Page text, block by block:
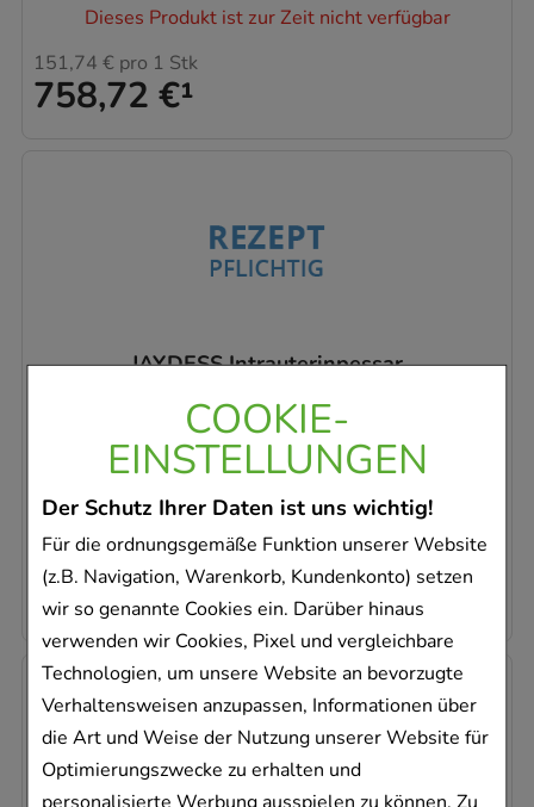
COOKIE-
EINSTELLUNGEN
Der Schutz Ihrer Daten ist uns wichtig!
Für die ordnungsgemäße Funktion unserer Website
(z.B. Navigation, Warenkorb, Kundenkonto) setzen
wir so genannte Cookies ein. Darüber hinaus
verwenden wir Cookies, Pixel und vergleichbare
Technologien, um unsere Website an bevorzugte
Verhaltensweisen anzupassen, Informationen über
die Art und Weise der Nutzung unserer Website für
Optimierungszwecke zu erhalten und
Dieses Produkt ist zur Zeit nicht verfügbar
758,72 €¹
151,74 € pro 1 Stk
JAYDESS Intrauterinpessar
5X1 St
Intrauterinpessar
Dieses Produkt ist zur Zeit nicht verfügbar
623,29 €¹
124,66 € pro 1 Stk